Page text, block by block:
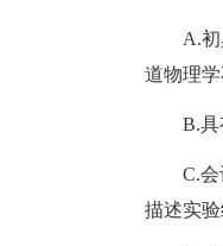
A.
道物理
B.具
C.
描述实验